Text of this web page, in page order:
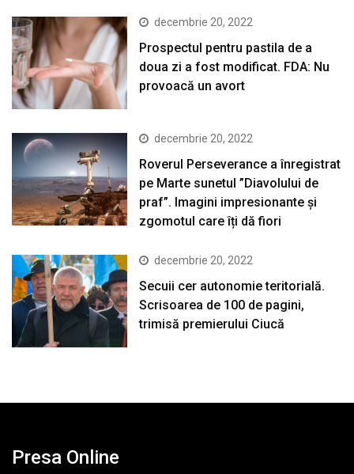
decembrie 20, 2022
Prospectul pentru pastila de a
doua zi a fost modificat. FDA: Nu
provoacă un avort
decembrie 20, 2022
Roverul Perseverance a înregistrat
pe Marte sunetul ”Diavolului de
praf”. Imagini impresionante și
zgomotul care îți dă fiori
decembrie 20, 2022
Secuii cer autonomie teritorială.
Scrisoarea de 100 de pagini,
trimisă premierului Ciucă
Presa Online